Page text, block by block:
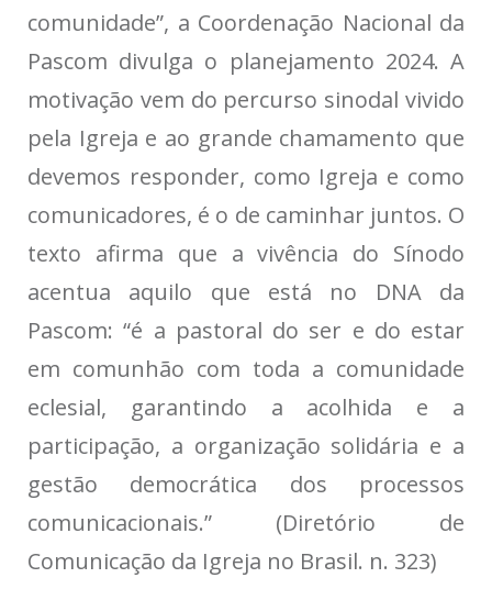
comunidade”, a Coordenação Nacional da
Pascom divulga o planejamento 2024. A
motivação vem do percurso sinodal vivido
pela Igreja e ao grande chamamento que
devemos responder, como Igreja e como
comunicadores, é o de caminhar juntos. O
texto afirma que a vivência do Sínodo
acentua aquilo que está no DNA da
Pascom: “é a pastoral do ser e do estar
em comunhão com toda a comunidade
eclesial, garantindo a acolhida e a
participação, a organização solidária e a
gestão democrática dos processos
comunicacionais.” (Diretório de
Comunicação da Igreja no Brasil. n. 323)